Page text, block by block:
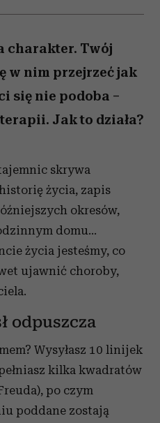
charakter. Twój
w nim przejrzeć jak
się nie podoba –
Jak to działa?
skrywa
życia, zapis
okresów,
domu...
życia jesteśmy, co
ujawnić choroby,
odpuszcza
Wysyłasz 10 linijek
kilka kwadratów
po czym
poddane zostają